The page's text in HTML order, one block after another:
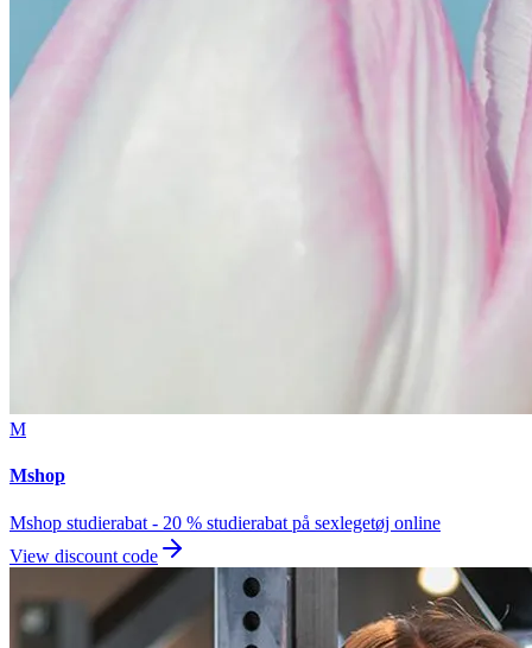
M
Mshop
Mshop studierabat - 20 % studierabat på sexlegetøj online
View discount code